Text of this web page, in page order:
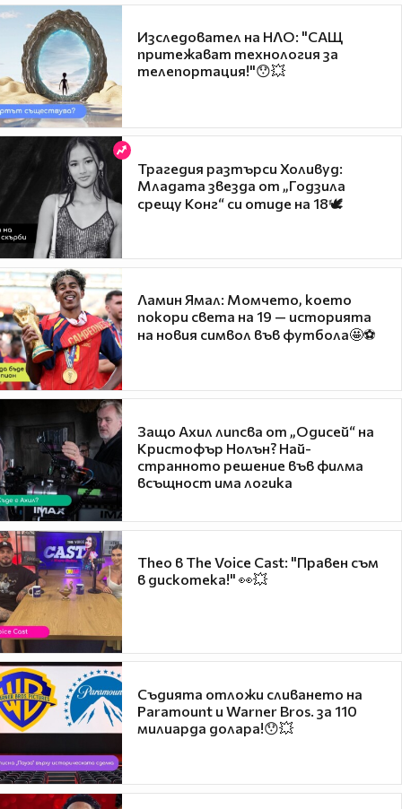
Изследовател на НЛО: "САЩ
притежават технология за
телепортация!"😯💥
Трагедия разтърси Холивуд:
Младата звезда от „Годзила
срещу Конг“ си отиде на 18🕊️
Ламин Ямал: Момчето, което
покори света на 19 — историята
на новия символ във футбола🤩⚽
Защо Ахил липсва от „Одисей“ на
Кристофър Нолън? Най-
странното решение във филма
всъщност има логика
Theo в The Voice Cast: "Правен съм
в дискотека!" 👀💥
Съдията отложи сливането на
Paramount и Warner Bros. за 110
милиарда долара!😯💥